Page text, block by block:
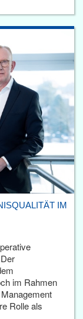
IM
im Rahmen
Rolle als